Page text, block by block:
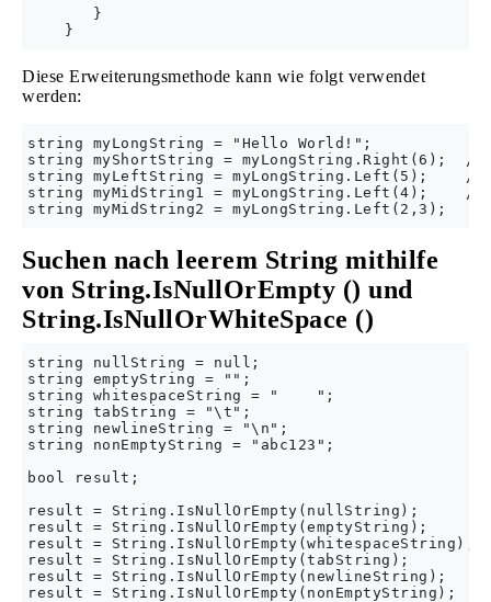
       }
Diese Erweiterungsmethode kann wie folgt verwendet
werden:
string myLongString = "Hello World!";
string myShortString = myLongString.Right(6);  //
string myLeftString = myLongString.Left(5);    //
string myMidString1 = myLongString.Left(4);    //
Suchen nach leerem String mithilfe
von String.IsNullOrEmpty () und
String.IsNullOrWhiteSpace ()
string nullString = null;
string emptyString = "";
string whitespaceString = "    ";
string tabString = "\t";
string newlineString = "\n";
string nonEmptyString = "abc123";
bool result;
result = String.IsNullOrEmpty(nullString);
result = String.IsNullOrEmpty(emptyString);
result =
result = String.IsNullOrEmpty(tabString);
result = String.IsNullOrEmpty(newlineString);
result =